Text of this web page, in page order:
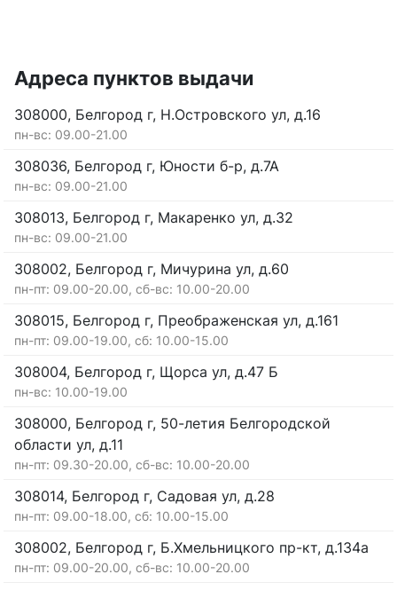
Адреса пунктов выдачи
308000, Белгород г, Н.Островского ул, д.16
пн-вс: 09.00-21.00
308036, Белгород г, Юности б-р, д.7А
пн-вс: 09.00-21.00
308013, Белгород г, Макаренко ул, д.32
пн-вс: 09.00-21.00
308002, Белгород г, Мичурина ул, д.60
пн-пт: 09.00-20.00, сб-вс: 10.00-20.00
308015, Белгород г, Преображенская ул, д.161
пн-пт: 09.00-19.00, сб: 10.00-15.00
308004, Белгород г, Щорса ул, д.47 Б
пн-вс: 10.00-19.00
308000, Белгород г, 50-летия Белгородской
области ул, д.11
пн-пт: 09.30-20.00, сб-вс: 10.00-20.00
308014, Белгород г, Садовая ул, д.28
пн-пт: 09.00-18.00, сб: 10.00-15.00
308002, Белгород г, Б.Хмельницкого пр-кт, д.134а
пн-пт: 09.00-20.00, сб-вс: 10.00-20.00